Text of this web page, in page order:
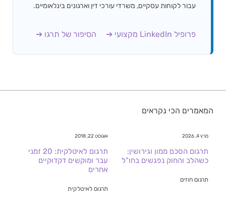
עבור לקוחות עסקיים, משרדי עורכי דין וארגונים בינלאומיים.
פרופיל LinkedIn מקצועי ➔ הסיפור של תרגו ➔
המאמרים הכי נקראים
מרץ 4, 2026
תרגום הסכם ממון וגירושין:
כשהלב והחוק נפגשים בחו"ל
תרגום חוזים
אוגוסט 22, 2018
תרגום לאיטלקית: 20 זמני
עבר ומוקשים דקדוקיים
אחרים
תרגום לאיטלקית